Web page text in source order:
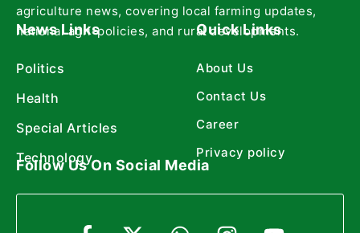
agriculture news, covering local farming updates,
national agri-policies, and rural developments.
News Links
Politics
Health
Special Articles
Technology
Quick Links
About Us
Contact Us
Career
Privacy policy
Follow Us On Social Media